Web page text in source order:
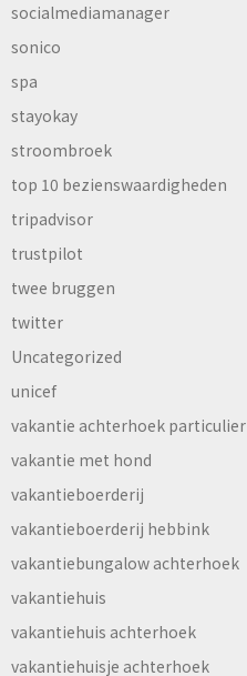
socialmediamanager
sonico
spa
stayokay
stroombroek
top 10 bezienswaardigheden
tripadvisor
trustpilot
twee bruggen
twitter
Uncategorized
unicef
vakantie achterhoek particulier
vakantie met hond
vakantieboerderij
vakantieboerderij hebbink
vakantiebungalow achterhoek
vakantiehuis
vakantiehuis achterhoek
vakantiehuisje achterhoek